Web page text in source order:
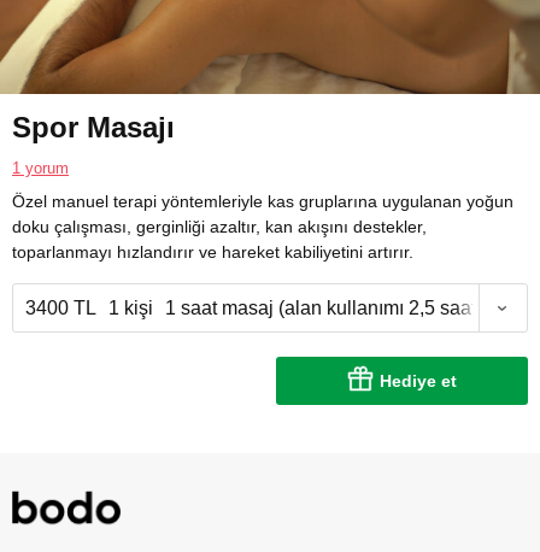
Spor Masajı
1 yorum
Özel manuel terapi yöntemleriyle kas gruplarına uygulanan yoğun
doku çalışması, gerginliği azaltır, kan akışını destekler,
toparlanmayı hızlandırır ve hareket kabiliyetini artırır.
3400 TL 1 kişi 1 saat masaj (alan kullanımı 2,5 saat)
Hediye et